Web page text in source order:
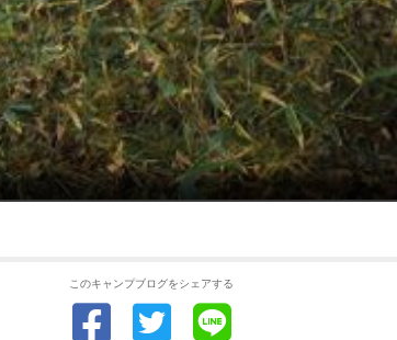
このキャンプブログをシェアする